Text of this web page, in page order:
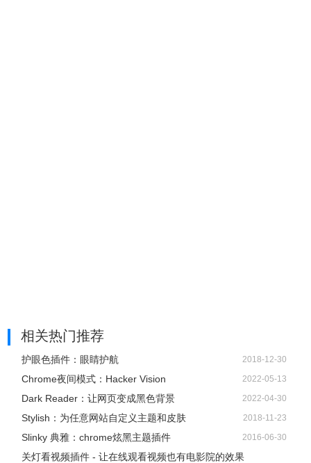
相关热门推荐
护眼色插件：眼睛护航 2018-12-30
Chrome夜间模式：Hacker Vision 2022-05-13
Dark Reader：让网页变成黑色背景 2022-04-30
Stylish：为任意网站自定义主题和皮肤 2018-11-23
Slinky 典雅：chrome炫黑主题插件 2016-06-30
关灯看视频插件 - 让在线观看视频也有电影院的效果